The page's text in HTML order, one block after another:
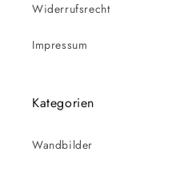
Widerrufsrecht
Impressum
Kategorien
Wandbilder